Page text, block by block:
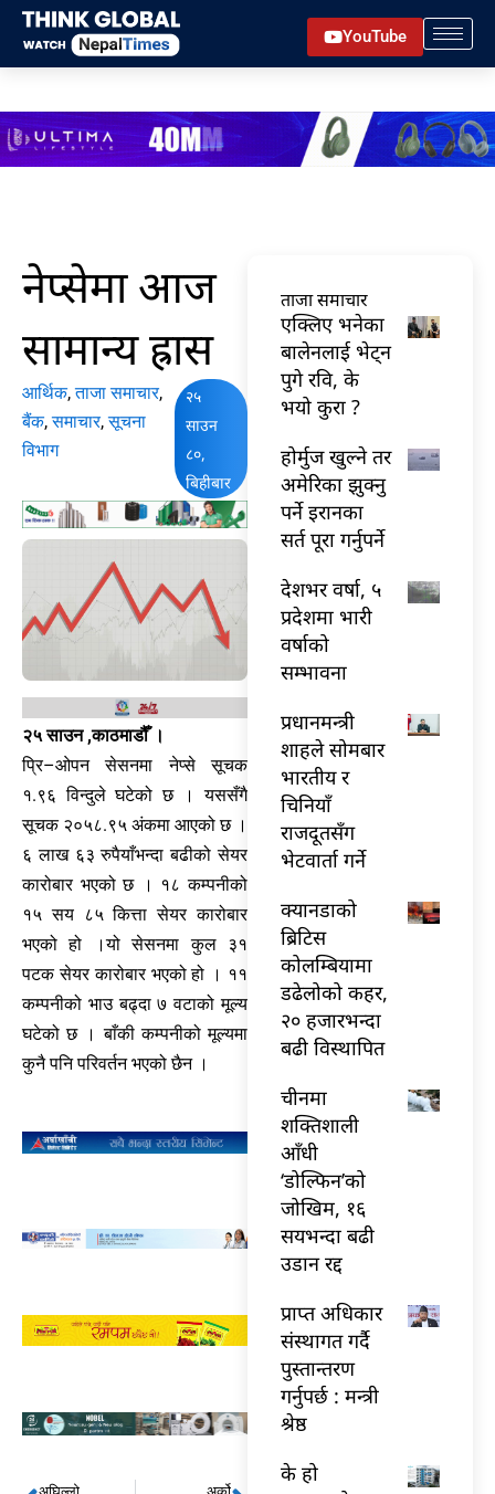
Skip
content
YouTube
नेप्सेमा आज
सामान्य ह्रास
आर्थिक,ताजा समाचार,
बैंक,समाचार,सूचना
विभाग
२५
साउन
८०,
बिहीबार
२५ साउन ,काठमाडौँ ।
प्रि–ओपन सेसनमा नेप्से सूचक
१.९६ विन्दुले घटेको छ । यससँगै
सूचक २०५८.९५ अंकमा आएको छ ।
६ लाख ६३ रुपैयाँभन्दा बढीको सेयर
कारोबार भएको छ । १८ कम्पनीको
१५ सय ८५ कित्ता सेयर कारोबार
भएको हो ।यो सेसनमा कुल ३१
पटक सेयर कारोबार भएको हो । ११
कम्पनीको भाउ बढ्दा ७ वटाको मूल्य
घटेको छ । बाँकी कम्पनीको मूल्यमा
कुनै पनि परिवर्तन भएको छैन ।
ताजा समाचार
एक्लिए भनेका
बालेनलाई भेट्न
पुगे रवि, के
भयो कुरा ?
होर्मुज खुल्ने तर
अमेरिका झुक्नु
पर्ने इरानका
सर्त पूरा गर्नुपर्ने
देशभर वर्षा, ५
प्रदेशमा भारी
वर्षाको
सम्भावना
प्रधानमन्त्री
शाहले सोमबार
भारतीय र
चिनियाँ
राजदूतसँग
भेटवार्ता गर्ने
क्यानडाको
ब्रिटिस
कोलम्बियामा
डढेलोको कहर,
२० हजारभन्दा
बढी विस्थापित
चीनमा
शक्तिशाली
आँधी
‘डोल्फिन’को
जोखिम, १६
सयभन्दा बढी
उडान रद्द
प्राप्त अधिकार
संस्थागत गर्दै
पुस्तान्तरण
गर्नुपर्छ : मन्त्री
श्रेष्ठ
के हो